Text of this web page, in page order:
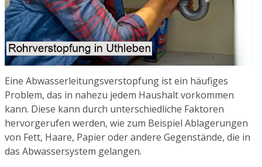
Eine Abwasserleitungsverstopfung ist ein häufiges
Problem, das in nahezu jedem Haushalt vorkommen
kann. Diese kann durch unterschiedliche Faktoren
hervorgerufen werden, wie zum Beispiel Ablagerungen
von Fett, Haare, Papier oder andere Gegenstände, die in
das Abwassersystem gelangen.